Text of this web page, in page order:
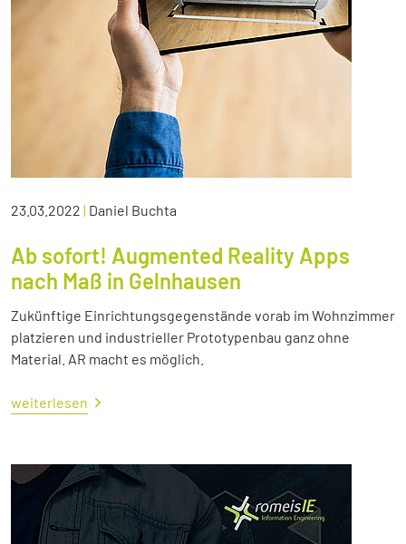
23.03.2022 | Daniel Buchta
Ab sofort! Augmented Reality Apps
nach Maß in Gelnhausen
Zukünftige Einrichtungsgegenstände vorab im Wohnzimmer
platzieren und industrieller Prototypenbau ganz ohne
Material. AR macht es möglich.
weiterlesen